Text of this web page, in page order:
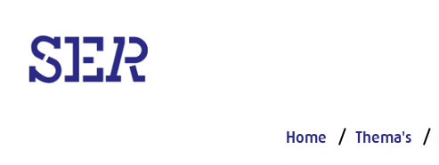
Home Thema's